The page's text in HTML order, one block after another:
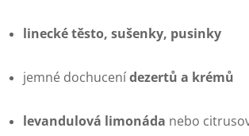
linecké těsto, sušenky, pusinky
jemné dochucenídezertů a krémů
levandulová limonáda nebo